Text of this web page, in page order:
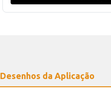
Desenhos da Aplicação